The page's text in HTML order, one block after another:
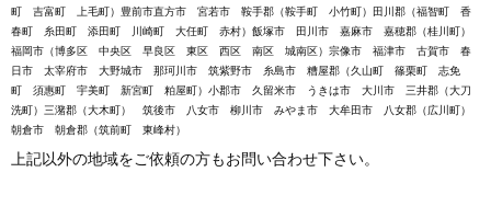
町 吉富町 上毛町）豊前市直方市 宮若市 鞍手郡（鞍手町 小竹町）田川郡（福智町 香
春町 糸田町 添田町 川崎町 大任町 赤村）飯塚市 田川市 嘉麻市 嘉穂郡（桂川町）
福岡市（博多区 中央区 早良区 東区 西区 南区 城南区）宗像市 福津市 古賀市 春
日市 太宰府市 大野城市 那珂川市 筑紫野市 糸島市 糟屋郡（久山町 篠栗町 志免
町 須惠町 宇美町 新宮町 粕屋町）小郡市 久留米市 うきは市 大川市 三井郡（大刀
洗町）三潴郡（大木町） 筑後市 八女市 柳川市 みやま市 大牟田市 八女郡（広川町）
朝倉市 朝倉郡（筑前町 東峰村）
上記以外の地域をご依頼の方もお問い合わせ下さい。